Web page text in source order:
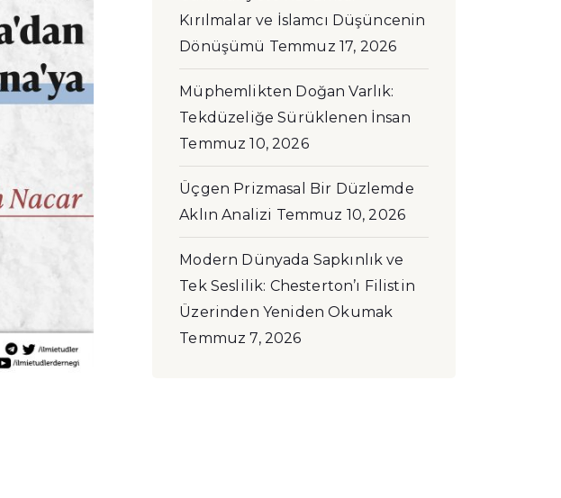
Kırılmalar ve İslamcı Düşüncenin
Dönüşümü Temmuz 17, 2026
Müphemlikten Doğan Varlık:
Tekdüzeliğe Sürüklenen İnsan
Temmuz 10, 2026
Üçgen Prizmasal Bir Düzlemde
Aklın Analizi Temmuz 10, 2026
Modern Dünyada Sapkınlık ve
Tek Seslilik: Chesterton’ı Filistin
Üzerinden Yeniden Okumak
Temmuz 7, 2026